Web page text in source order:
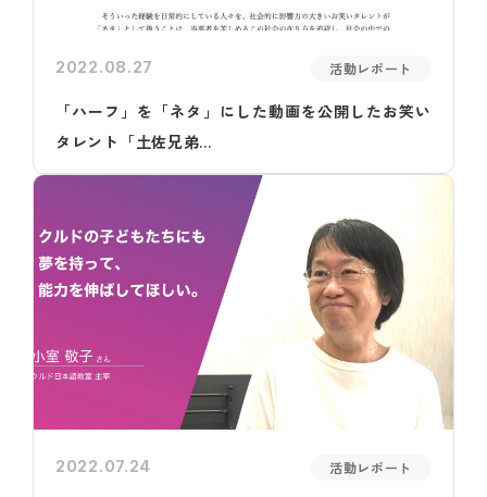
2022.08.27 活動レポート
「ハーフ」を「ネタ」にした動画を公開したお笑い
タレント「土佐兄弟...
2022.07.24 活動レポート